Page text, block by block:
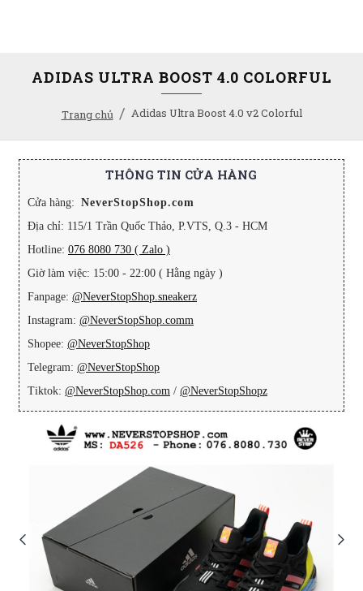
Trang chủ Adidas Ultra Boost 4.0 v2 Colorful
ADIDAS ULTRA BOOST 4.0 COLORFUL
THÔNG TIN CỬA HÀNG
Cửa hàng: NeverStopShop.com
Địa chỉ: 115/1 Trần Quốc Thảo, P.VTS, Q.3 - HCM
Hotline: 076 8080 730 ( Zalo )
Giờ làm việc: 15:00 - 22:00 ( Hằng ngày )
Fanpage: @NeverStopShop.sneakerz
Instagram: @NeverStopShop.comm
Shopee: @NeverStopShop
Telegram: @NeverStopShop
Tiktok: @NeverStopShop.com / @NeverStopShopz